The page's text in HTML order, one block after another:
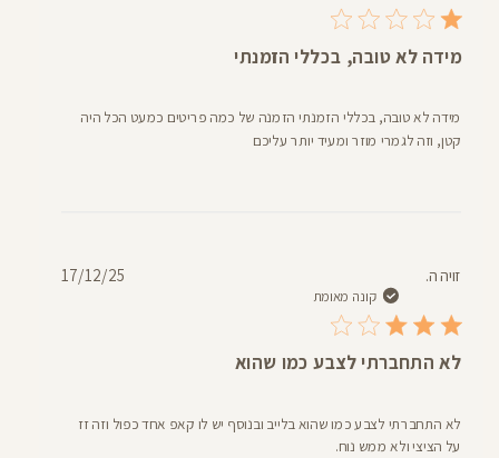
מידה לא טובה, בכללי הזמנתי
מידה לא טובה, בכללי הזמנתי הזמנה של כמה פריטים כמעט הכל היה
קטן, וזה לגמרי מוזר ומעיד יותר עליכם
זויה ה.
קונה מאומת
לא התחברתי לצבע כמו שהוא
לא התחברתי לצבע כמו שהוא בלייב ובנוסף יש לו קאפ אחד כפול וזה זז
על הציצי ולא ממש נוח.
17/12/25